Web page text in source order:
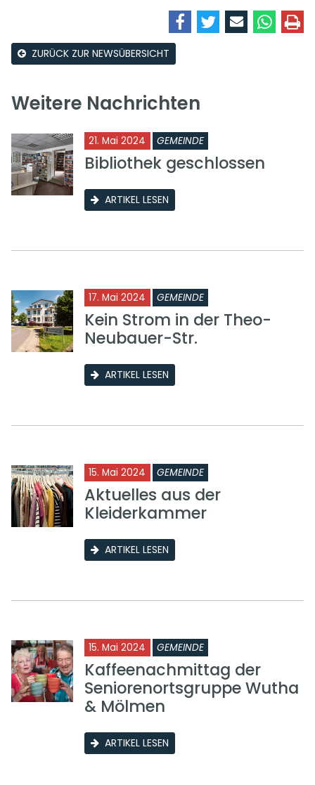
ZURÜCK ZUR NEWSÜBERSICHT
Weitere Nachrichten
21. Mai 2024 GEMEINDE
Bibliothek geschlossen
ARTIKEL LESEN
17. Mai 2024 GEMEINDE
Kein Strom in der Theo-
Neubauer-Str.
ARTIKEL LESEN
15. Mai 2024 GEMEINDE
Aktuelles aus der
Kleiderkammer
ARTIKEL LESEN
15. Mai 2024 GEMEINDE
Kaffeenachmittag der
Seniorenortsgruppe Wutha
& Mölmen
ARTIKEL LESEN